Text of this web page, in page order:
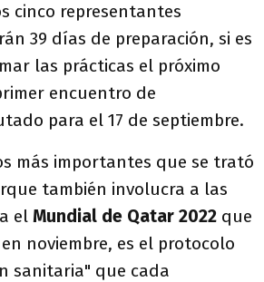
cinco representantes
39 días de preparación, si es
las prácticas el próximo
encuentro de
para el 17 de septiembre.
más importantes que se trató
también involucra a las
el Mundial de Qatar 2022 que
noviembre, es el protocolo
sanitaria" que cada